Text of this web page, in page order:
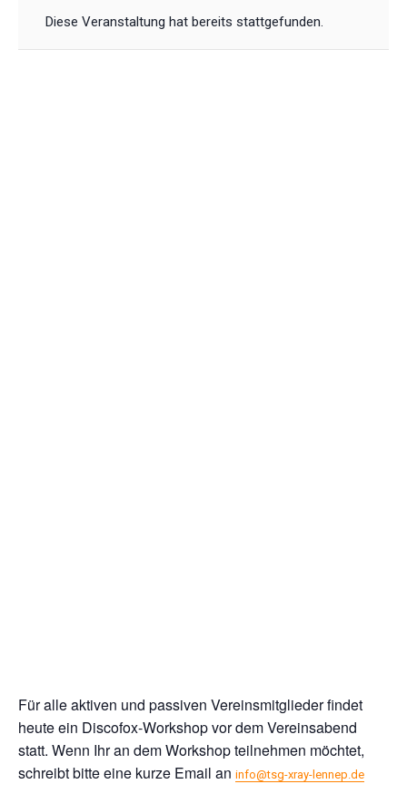
Diese Veranstaltung hat bereits stattgefunden.
Für alle aktiven und passiven Vereinsmitglieder findet
heute ein Discofox-Workshop vor dem Vereinsabend
statt. Wenn Ihr an dem Workshop teilnehmen möchtet,
schreibt bitte eine kurze Email an info@tsg-xray-lennep.de